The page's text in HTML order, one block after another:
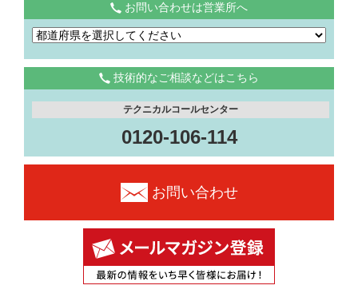
お問い合わせは営業所へ
技術的なご相談などはこちら
テクニカルコールセンター
0120-106-114
お問い合わせ